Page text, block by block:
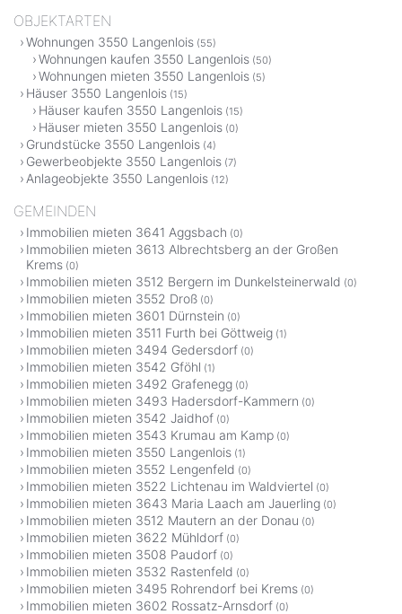
OBJEKTARTEN
Wohnungen 3550 Langenlois (55)
Wohnungen kaufen 3550 Langenlois (50)
Wohnungen mieten 3550 Langenlois (5)
Häuser 3550 Langenlois (15)
Häuser kaufen 3550 Langenlois (15)
Häuser mieten 3550 Langenlois (0)
Grundstücke 3550 Langenlois (4)
Gewerbeobjekte 3550 Langenlois (7)
Anlageobjekte 3550 Langenlois (12)
GEMEINDEN
Immobilien mieten 3641 Aggsbach (0)
Immobilien mieten 3613 Albrechtsberg an der Großen
Krems (0)
Immobilien mieten 3512 Bergern im Dunkelsteinerwald (0)
Immobilien mieten 3552 Droß (0)
Immobilien mieten 3601 Dürnstein (0)
Immobilien mieten 3511 Furth bei Göttweig (1)
Immobilien mieten 3494 Gedersdorf (0)
Immobilien mieten 3542 Gföhl (1)
Immobilien mieten 3492 Grafenegg (0)
Immobilien mieten 3493 Hadersdorf-Kammern (0)
Immobilien mieten 3542 Jaidhof (0)
Immobilien mieten 3543 Krumau am Kamp (0)
Immobilien mieten 3550 Langenlois (1)
Immobilien mieten 3552 Lengenfeld (0)
Immobilien mieten 3522 Lichtenau im Waldviertel (0)
Immobilien mieten 3643 Maria Laach am Jauerling (0)
Immobilien mieten 3512 Mautern an der Donau (0)
Immobilien mieten 3622 Mühldorf (0)
Immobilien mieten 3508 Paudorf (0)
Immobilien mieten 3532 Rastenfeld (0)
Immobilien mieten 3495 Rohrendorf bei Krems (0)
Immobilien mieten 3602 Rossatz-Arnsdorf (0)